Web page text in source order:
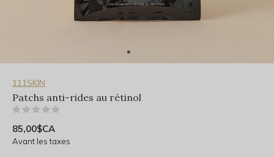
111SKIN
Patchs anti-rides au rétinol
85,00$CA
Avant les taxes